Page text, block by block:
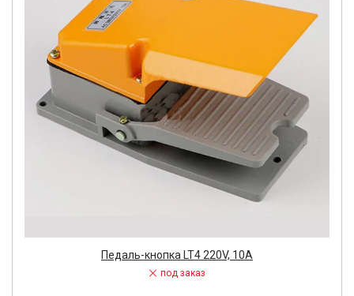
Педаль-кнопка LT4 220V, 10A
под заказ